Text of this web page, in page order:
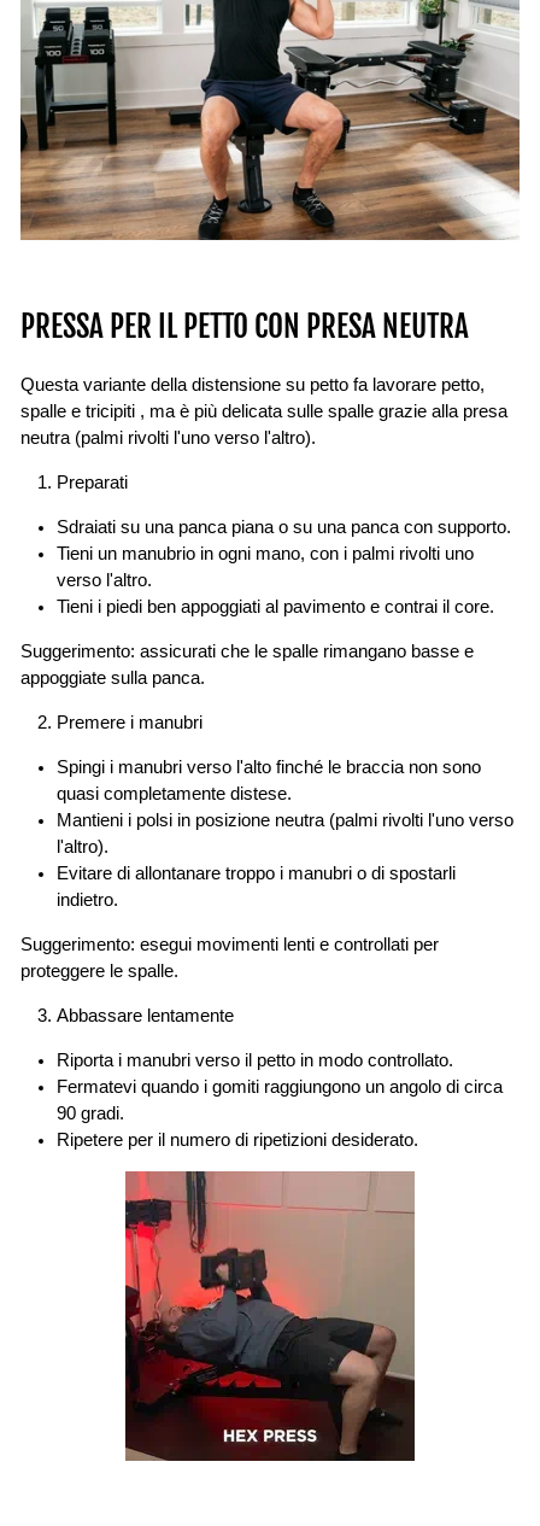
PRESSA PER IL PETTO CON PRESA NEUTRA
Questa variante della distensione su petto fa lavorare petto,
spalle e tricipiti , ma è più delicata sulle spalle grazie alla presa
neutra (palmi rivolti l'uno verso l'altro).
Preparati
Sdraiati su una panca piana o su una panca con supporto.
Tieni un manubrio in ogni mano, con i palmi rivolti uno
verso l'altro.
Tieni i piedi ben appoggiati al pavimento e contrai il core.
Suggerimento: assicurati che le spalle rimangano basse e
appoggiate sulla panca.
Premere i manubri
Spingi i manubri verso l'alto finché le braccia non sono
quasi completamente distese.
Mantieni i polsi in posizione neutra (palmi rivolti l'uno verso
l'altro).
Evitare di allontanare troppo i manubri o di spostarli
indietro.
Suggerimento: esegui movimenti lenti e controllati per
proteggere le spalle.
Abbassare lentamente
Riporta i manubri verso il petto in modo controllato.
Fermatevi quando i gomiti raggiungono un angolo di circa
90 gradi.
Ripetere per il numero di ripetizioni desiderato.